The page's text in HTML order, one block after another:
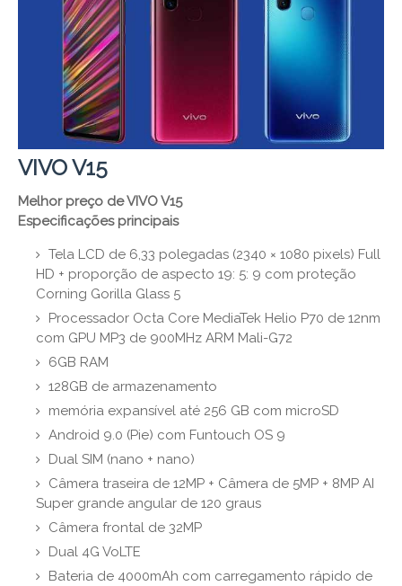
VIVO V15
Melhor preço de VIVO V15
Especificações principais
Tela LCD de 6,33 polegadas (2340 × 1080 pixels) Full
HD + proporção de aspecto 19: 5: 9 com proteção
Corning Gorilla Glass 5
Processador Octa Core MediaTek Helio P70 de 12nm
com GPU MP3 de 900MHz ARM Mali-G72
6GB RAM
128GB de armazenamento
memória expansível até 256 GB com microSD
Android 9.0 (Pie) com Funtouch OS 9
Dual SIM (nano + nano)
Câmera traseira de 12MP + Câmera de 5MP + 8MP AI
Super grande angular de 120 graus
Câmera frontal de 32MP
Dual 4G VoLTE
Bateria de 4000mAh com carregamento rápido de